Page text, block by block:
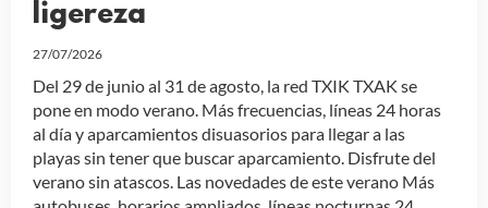
ligereza
27/07/2026
Del 29 de junio al 31 de agosto, la red TXIK TXAK se
pone en modo verano. Más frecuencias, líneas 24 horas
al día y aparcamientos disuasorios para llegar a las
playas sin tener que buscar aparcamiento. Disfrute del
verano sin atascos. Las novedades de este verano Más